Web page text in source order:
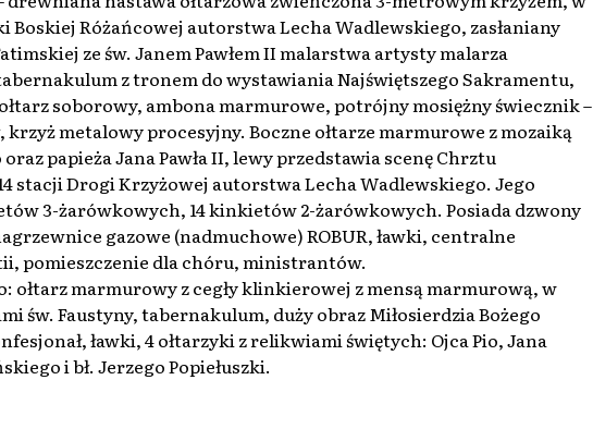
Różańcowej autorstwa Lecha Wadlewskiego, zasłaniany
ze św. Janem Pawłem II malarstwa artysty malarza
z tronem do wystawiania Najświętszego Sakramentu,
soborowy, ambona marmurowe, potrójny mosiężny świecznik –
krzyż metalowy procesyjny. Boczne ołtarze marmurowe z mozaiką
papieża Jana Pawła II, lewy przedstawia scenę Chrztu
stacji Drogi Krzyżowej autorstwa Lecha Wadlewskiego. Jego
3-żarówkowych, 14 kinkietów 2-żarówkowych. Posiada dzwony
gazowe (nadmuchowe) ROBUR, ławki, centralne
pomieszczenie dla chóru, ministrantów.
ołtarz marmurowy z cegły klinkierowej z mensą marmurową, w
św. Faustyny, tabernakulum, duży obraz Miłosierdzia Bożego
ławki, 4 ołtarzyki z relikwiami świętych: Ojca Pio, Jana
i bł. Jerzego Popiełuszki.